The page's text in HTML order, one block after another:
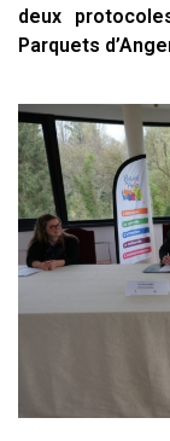
deux
Parquets